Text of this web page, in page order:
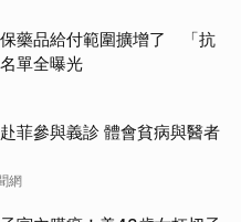
藥品給付範圍擴增了 「抗
單全曝光
菲參與義診 體會貧病與醫者
網